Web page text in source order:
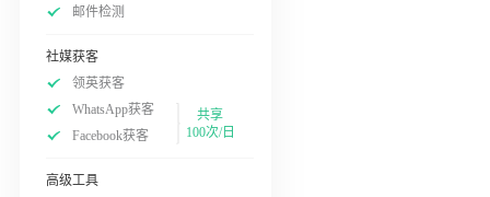
邮件检测
社媒获客
领英获客
WhatsApp获客
Facebook获客
共享
100次/日
高级工具